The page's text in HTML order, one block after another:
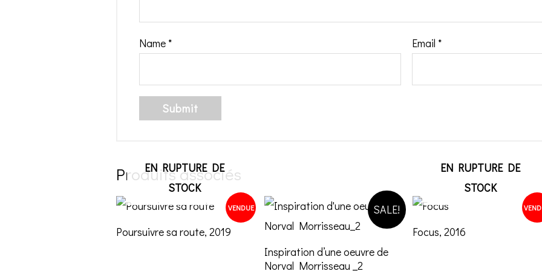
Name * Email *
Produits associés
VENDUE
EN RUPTURE DE
STOCK
Poursuivre sa route, 2019
SALE!
Inspiration d’une oeuvre de
Norval Morrisseau _2
EN RUPTURE DE
STOCK
Focus, 2016